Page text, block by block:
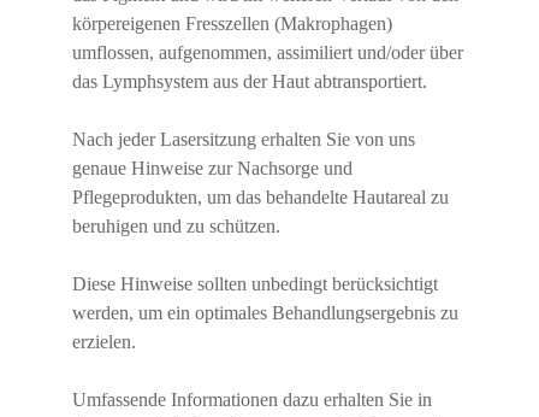
körpereigenen Fresszellen (Makrophagen)
umflossen, aufgenommen, assimiliert und/oder über
das Lymphsystem aus der Haut abtransportiert.
Nach jeder Lasersitzung erhalten Sie von uns
genaue Hinweise zur Nachsorge und
Pflegeprodukten, um das behandelte Hautareal zu
beruhigen und zu schützen.
Diese Hinweise sollten unbedingt berücksichtigt
werden, um ein optimales Behandlungsergebnis zu
erzielen.
Umfassende Informationen dazu erhalten Sie in